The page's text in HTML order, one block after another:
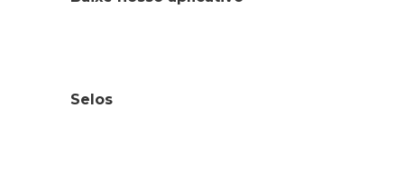
Selos